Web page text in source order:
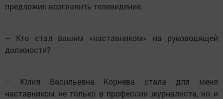
предложил возглавить телевидение.
– Кто стал вашим «наставником» на руководящей
должности?
– Юлия Васильевна Корнева стала для меня
наставником не только в профессии журналиста, но и